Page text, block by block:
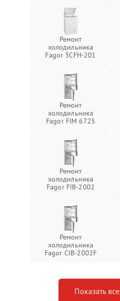
Ремонт
холодильника
Fagor 3CFH-201
Ремонт
холодильника
Fagor FIM 6725
Ремонт
холодильника
Fagor FIB-2002
Ремонт
холодильника
Fagor CIB-2002F
Показать